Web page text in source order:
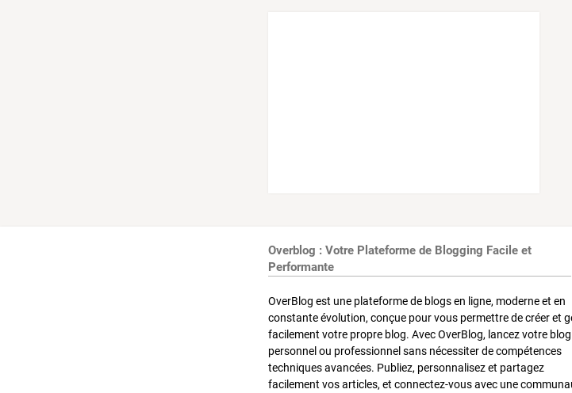
Overblog : Votre Plateforme de Blogging Facile et
Performante
OverBlog est une plateforme de blogs en ligne, moderne et en
constante évolution, conçue pour vous permettre de créer et
facilement votre propre blog. Avec OverBlog, lancez votre blog
personnel ou professionnel sans nécessiter de compétences
techniques avancées. Publiez, personnalisez et partagez
facilement vos articles, et connectez-vous avec une